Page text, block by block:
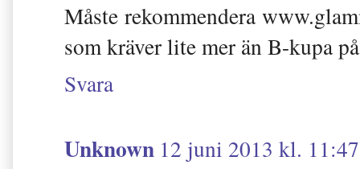
Måste rekommendera
som kräver lite mer än B-kupa
Svara
Unknown 12 juni 2013 kl. 11:47